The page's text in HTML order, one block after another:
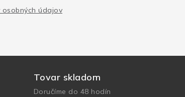
osobných údajov
Tovar skladom
Doručíme do 48 hodín